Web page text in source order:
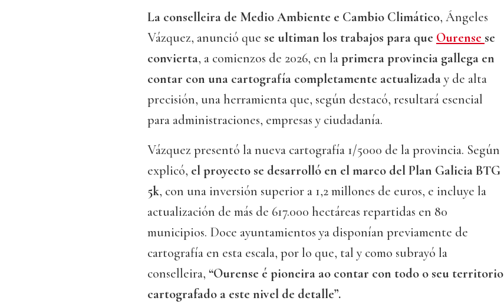
La conselleira de Medio Ambiente e Cambio Climático, Ángeles
Vázquez, anunció que se ultiman los trabajos para que Ourense se
convierta, a comienzos de 2026, en laprimera provincia gallega en
contar con una cartografía completamente actualizaday de alta
precisión, una herramienta que, según destacó, resultará esencial
para administraciones, empresas y ciudadanía.
Vázquez presentó la nueva cartografía 1/5000 de la provincia. Según
explicó, el proyecto se desarrolló en el marco del Plan Galicia BTG
5k, con una inversión superior a 1,2 millones de euros, e incluye la
actualización de más de 617.000 hectáreas repartidas en 80
municipios. Doce ayuntamientos ya disponían previamente de
cartografía en esta escala, por lo que, tal y como subrayó la
conselleira, “Ourense é pioneira ao contar con todo o seu territorio
cartografado a este nivel de detalle”.